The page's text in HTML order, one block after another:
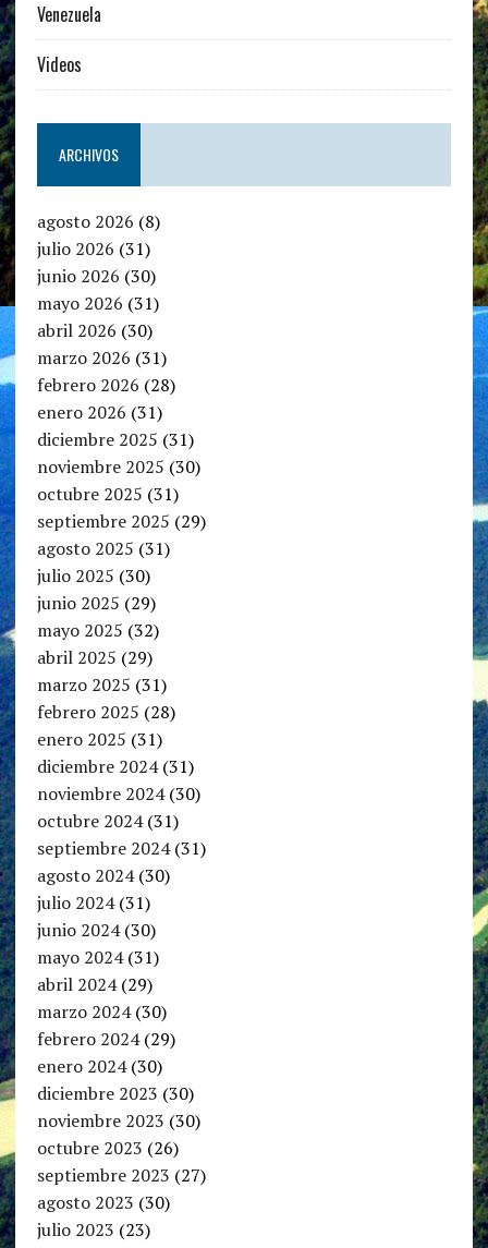
Venezuela
Videos
ARCHIVOS
agosto 2026 (8)
julio 2026 (31)
junio 2026 (30)
mayo 2026 (31)
abril 2026 (30)
marzo 2026 (31)
febrero 2026 (28)
enero 2026 (31)
diciembre 2025 (31)
noviembre 2025 (30)
octubre 2025 (31)
septiembre 2025 (29)
agosto 2025 (31)
julio 2025 (30)
junio 2025 (29)
mayo 2025 (32)
abril 2025 (29)
marzo 2025 (31)
febrero 2025 (28)
enero 2025 (31)
diciembre 2024(31)
noviembre 2024(30)
octubre 2024(31)
septiembre 2024(31)
agosto 2024(30)
julio 2024(31)
junio 2024(30)
mayo 2024(31)
abril 2024(29)
marzo 2024(30)
febrero 2024(29)
enero 2024(30)
diciembre 2023 (30)
noviembre 2023 (30)
octubre 2023 (26)
septiembre 2023 (27)
agosto 2023 (30)
julio 2023 (23)